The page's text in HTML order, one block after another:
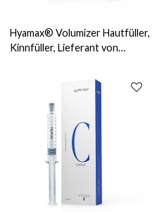
Hyamax® Volumizer Hautfüller,
Kinnfüller, Lieferant von
kundenspezifisch